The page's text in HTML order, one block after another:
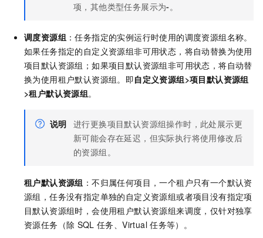
项，其他类型任务展示为-。
调度资源组 ：任务指定的实例运行时使用的调度资源组名称。
如果任务指定的自定义资源组非可用状态，将自动替换为使用
项目默认资源组；如果项目默认资源组非可用状态，将自动替
换为使用租户默认资源组。即自定义资源组>项目默认资源组
>租户默认资源组。
说明 进行更换项目默认资源组操作时，此处展示更
新可能会存在延迟，但实际执行将使用修改后
的资源组。
租户默认资源组 ：不归属任何项目，一个租户只有一个默认资
源组，任务没有指定单独的自定义资源组或者项目没有指定项
目默认资源组时，会使用租户默认资源组来调度 ，仅针对独享
资源任务（除 SQL 任务、Virtual 任务等） 。